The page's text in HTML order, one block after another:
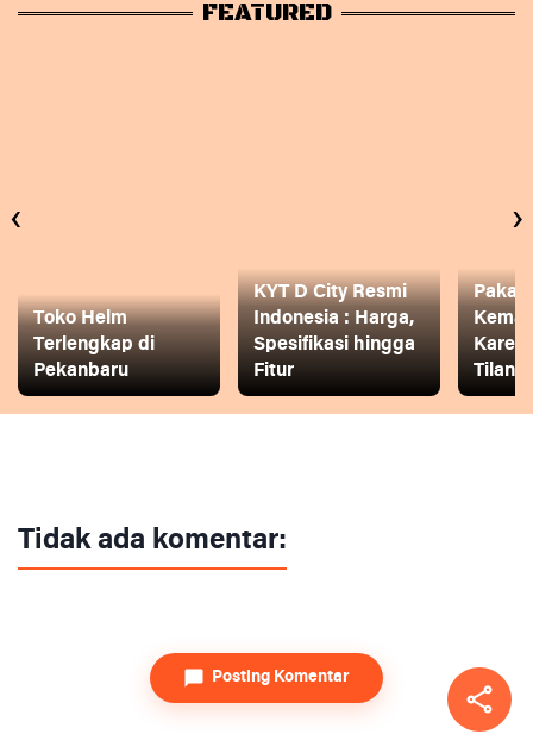
FEATURED
Toko Helm
Terlengkap di
Pekanbaru
KYT D City Resmi
Indonesia : Harga,
Spesifikasi hingga
Fitur
Pakai
Tilang
‹ ›
Tidak ada komentar:
Posting Komentar